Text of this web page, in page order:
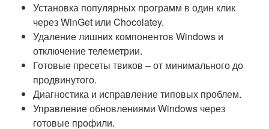
Установка популярных программ в один клик
через WinGet или Chocolatey.
Удаление лишних компонентов Windows и
отключение телеметрии.
Готовые пресеты твиков – от минимального до
продвинутого.
Диагностика и исправление типовых проблем.
Управление обновлениями Windows через
готовые профили.